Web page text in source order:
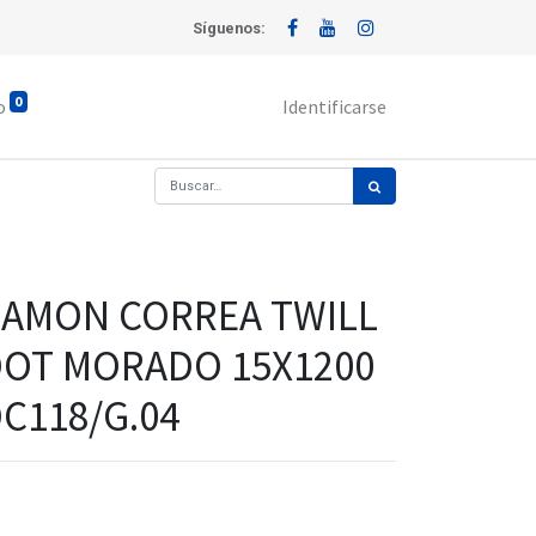
Síguenos:
0 Identificarse
CORREA TWILL
MORADO 15X1200
G.04